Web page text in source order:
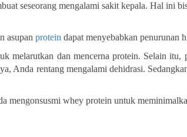
seseorang mengalami sakit kepala. Hal ini
asupan protein dapat menyebabkan penurunan
melarutkan dan mencerna protein. Selain
Anda rentang mengalami dehidrasi.
mengonsusmi whey protein untuk